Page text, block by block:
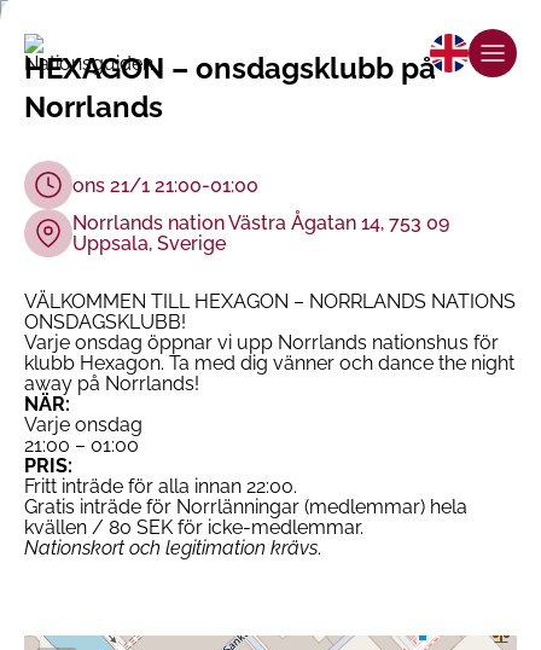
HEXAGON – onsdagsklubb på
Norrlands
ons 21/1 21:00-01:00
Norrlands nation Västra Ågatan 14, 753 09
Uppsala, Sverige
VÄLKOMMEN TILL HEXAGON – NORRLANDS NATIONS
ONSDAGSKLUBB!
Varje onsdag öppnar vi upp Norrlands nationshus för
klubb Hexagon. Ta med dig vänner och dance the night
away på Norrlands!
NÄR:
Varje onsdag
21:00 – 01:00
PRIS:
Fritt inträde för alla innan 22:00.
Gratis inträde för Norrlänningar (medlemmar) hela
kvällen / 80 SEK för icke-medlemmar.
Nationskort och legitimation krävs.